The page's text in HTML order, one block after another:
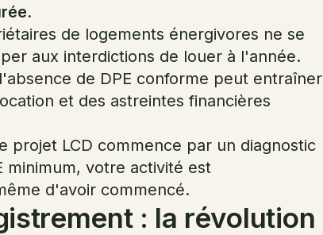
.
de logements énergivores ne se
aux interdictions de louer à l'année.
de DPE conforme peut entraîner
et des astreintes financières
projet LCD commence par un diagnostic
minimum, votre activité est
d'avoir commencé.
: la révolution